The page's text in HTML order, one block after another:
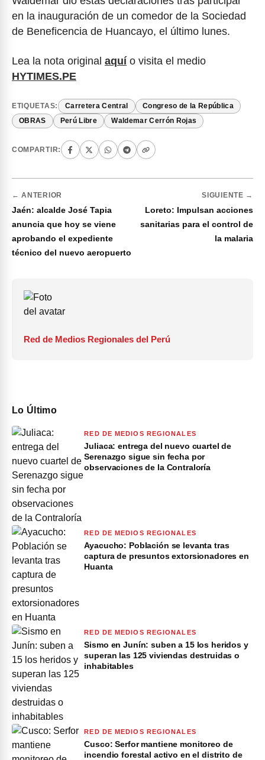
en la inauguración de un comedor de la Sociedad
de Beneficencia de Huancayo, el último lunes.
Lea la nota original aquí o visita el medio
HYTIMES.PE
ETIQUETAS: Carretera Central Congreso de la República
OBRAS Perú Libre Waldemar Cerrón Rojas
COMPARTIR:
← ANTERIOR
Jaén: alcalde José Tapia
anuncia que hoy se viene
aprobando el expediente
técnico del nuevo aeropuerto
SIGUIENTE →
Loreto: Impulsan acciones
sanitarias para el control de
la malaria
Red de Medios Regionales del Perú
Lo Último
RED DE MEDIOS REGIONALES
Juliaca: entrega del nuevo cuartel de
Serenazgo sigue sin fecha por
observaciones de la Contraloría
RED DE MEDIOS REGIONALES
Ayacucho: Población se levanta tras
captura de presuntos extorsionadores en
Huanta
RED DE MEDIOS REGIONALES
Sismo en Junín: suben a 15 los heridos y
superan las 125 viviendas destruidas o
inhabitables
RED DE MEDIOS REGIONALES
Cusco: Serfor mantiene monitoreo de
incendio forestal activo en el distrito de